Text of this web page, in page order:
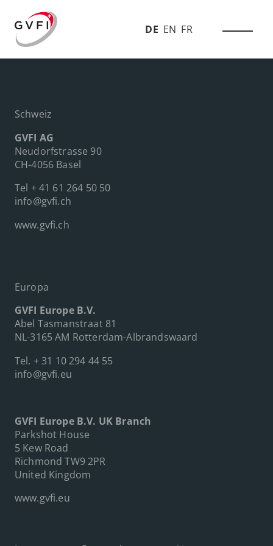
DE EN FR
Schweiz
GVFI AG
Neudorfstrasse 90
CH-4056 Basel
Tel + 41 61 264 50 50
info@gvfi.ch
www.gvfi.ch
Europa
GVFI Europe B.V.
Abel Tasmanstraat 81
NL-3165 AM Rotterdam-Albrandswaard
Tel. + 31 10 294 44 55
info@gvfi.eu
GVFI Europe B.V. UK Branch
Parkshot House
5 Kew Road
Richmond TW9 2PR
United Kingdom
www.gvfi.eu